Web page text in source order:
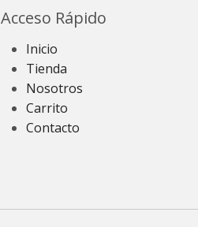
Acceso Rápido
Inicio
Tienda
Nosotros
Carrito
Contacto